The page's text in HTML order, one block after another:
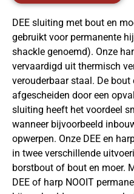
DEE sluiting met bout en
gebruikt voor permanente
shackle genoemd). Onze
vervaardigd uit thermisch
verouderbaar staal. De bout
afgescheiden door een
sluiting heeft het voordeel
wanneer bijvoorbeeld
opwerpen. Onze DEE en
in twee verschillende
borstbout of bout en moer.
DEE of harp NOOIT